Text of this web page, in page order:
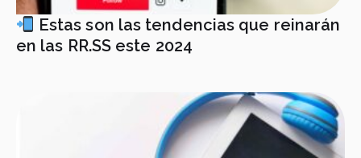
Estas son las tendencias que reinarán
en las RR.SS este 2024